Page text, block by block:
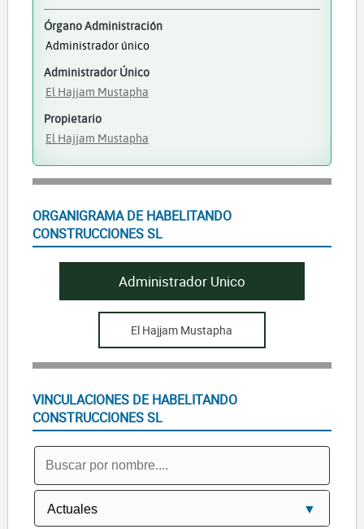
Órgano Administración
Administrador único
Administrador Único
El Hajjam Mustapha
Propietario
El Hajjam Mustapha
ORGANIGRAMA DE HABELITANDO
CONSTRUCCIONES SL
Administrador Unico
El Hajjam Mustapha
VINCULACIONES DE HABELITANDO
CONSTRUCCIONES SL